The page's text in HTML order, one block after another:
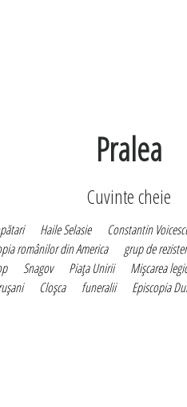
Pralea
Cuvinte cheie
Haile Selasie Constantin
românilor din America grup de
Snagov Piaţa Unirii Mişcarea
Cloşca funeralii Episcopia